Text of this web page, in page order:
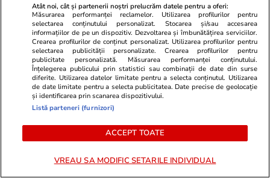
trăim din spaimă în spaimă
23 iul.
Țoiu, arestează-mă dacă
altceva n-ai de făcut!
Atât noi, cât și partenerii noștri prelucrăm datele pentru a oferi:
Măsurarea performanței reclamelor. Utilizarea profilurilor pentru
selectarea conținutului personalizat. Stocarea și/sau accesarea
informațiilor de pe un dispozitiv. Dezvoltarea și îmbunătățirea serviciilor.
Crearea profilurilor de conținut personalizat. Utilizarea profilurilor pentru
selectarea publicității personalizate. Crearea profilurilor pentru
publicitate personalizată. Măsurarea performanței conținutului.
Înțelegerea publicului prin statistici sau combinații de date din surse
diferite. Utilizarea datelor limitate pentru a selecta conținutul. Utilizarea
de date limitate pentru a selecta publicitatea. Date precise de geolocație
și identificarea prin scanarea dispozitivului.
Listă parteneri (furnizori)
ACCEPT TOATE
VREAU SA MODIFIC SETARILE INDIVIDUAL